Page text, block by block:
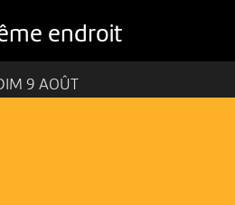
endroit
9 AOÛT